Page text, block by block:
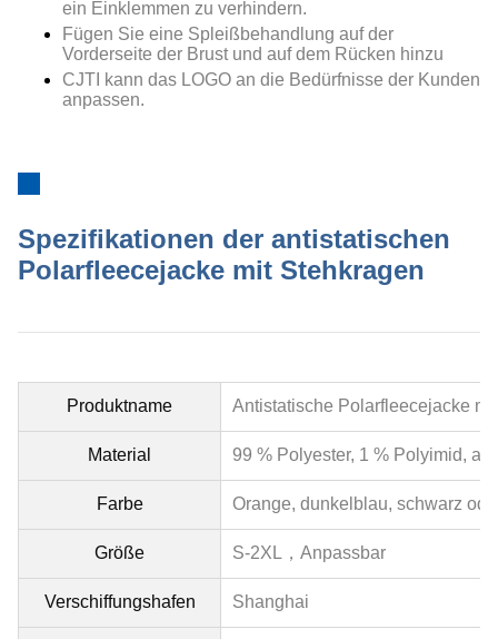
ein Einklemmen zu verhindern.
Fügen Sie eine Spleißbehandlung auf der
Vorderseite der Brust und auf dem Rücken hinzu
CJTI kann das LOGO an die Bedürfnisse der Kunden
anpassen.
Spezifikationen der antistatischen
Polarfleecejacke mit Stehkragen
Produktname Antistatische Polarfleecejacke
Material 99 % Polyester, 1 % Polyimid,
Farbe Orange, dunkelblau, schwarz
Größe S-2XL， Anpassbar
Verschiffungshafen Shanghai